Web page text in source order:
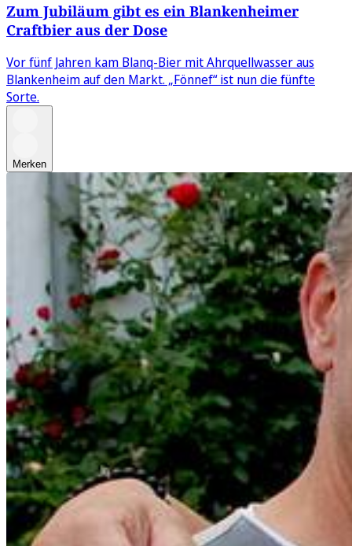
Zum Jubiläum gibt es ein Blankenheimer
Craftbier aus der Dose
Vor fünf Jahren kam Blanq-Bier mit Ahrquellwasser aus
Blankenheim auf den Markt. „Fönnef“ ist nun die fünfte
Sorte.
Merken